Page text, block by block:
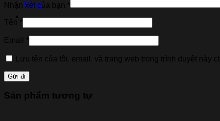
Nhận xét của bạn *
Tên *
Email *
Lưu tên của tôi, email, và trang web trong trình duyệt này
Sản phẩm tương tự